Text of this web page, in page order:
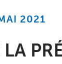
2021
LA